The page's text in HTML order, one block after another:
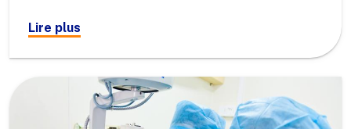
Lire plus